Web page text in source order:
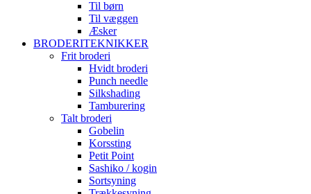
Til børn
Til væggen
Æsker
BRODERITEKNIKKER
Frit broderi
Hvidt broderi
Punch needle
Silkshading
Tamburering
Talt broderi
Gobelin
Korssting
Petit Point
Sashiko / kogin
Sortsyning